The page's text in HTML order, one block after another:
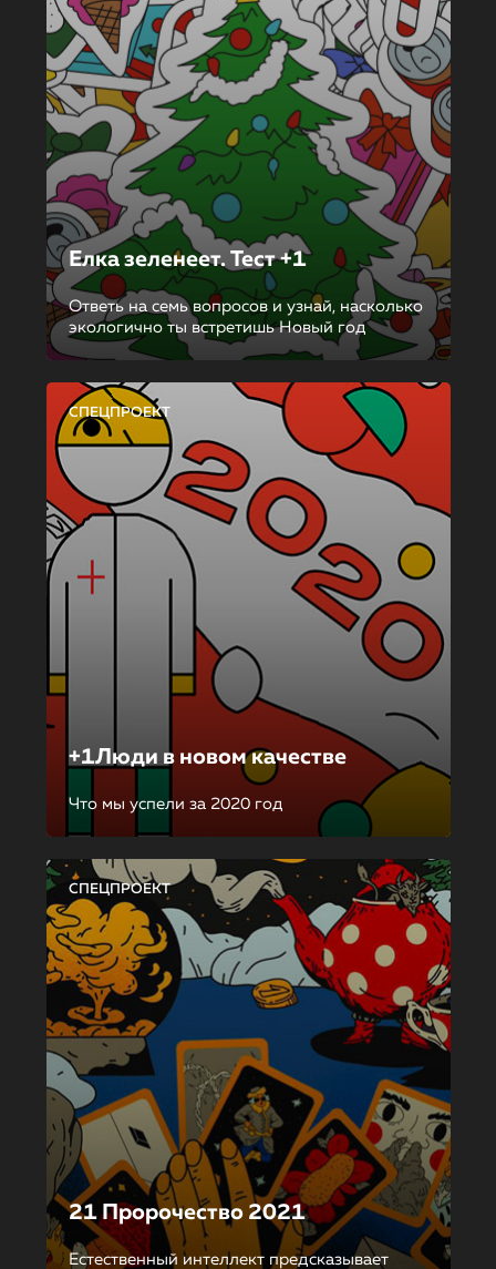
Елка зеленеет. Тест +1
Ответь на семь вопросов и узнай, насколько
экологично ты встретишь Новый год
СПЕЦПРОЕКТ
+1Люди в новом качестве
Что мы успели за 2020 год
СПЕЦПРОЕКТ
21 Пророчество 2021
Естественный интеллект предсказывает